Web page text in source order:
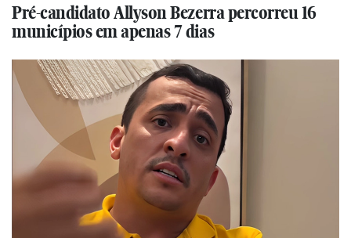
Pré-candidato Allyson Bezerra percorreu 16
municípios em apenas 7 dias